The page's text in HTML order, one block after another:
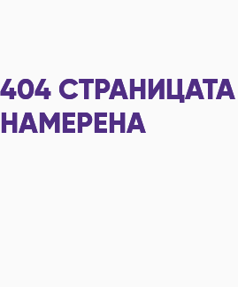
404 СТРАНИЦАТА
НАМЕРЕНА